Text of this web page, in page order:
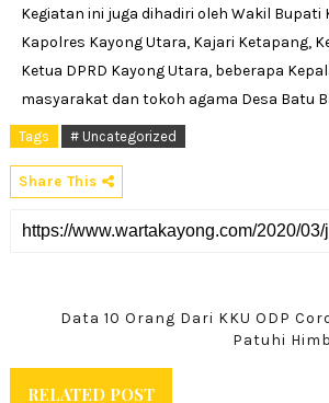
Kegiatan ini juga dihadiri oleh Wakil Bupati
Kapolres Kayong Utara, Kajari Ketapang,
Ketua DPRD Kayong Utara, beberapa
masyarakat dan tokoh agama Desa Batu
Tags # Uncategorized
Share This
Data 10 Orang Dari KKU ODP
Patuhi
RELATED POST